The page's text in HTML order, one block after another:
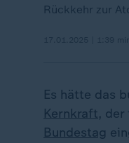
Rückkehr zur
Es hätte das
Kernkraft,
Bundestag